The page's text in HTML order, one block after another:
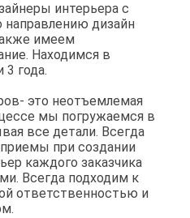
интерьера с
дизайн
имеем
Находимся в
3 года.
это неотъемлемая
мы погружаемся в
все детали. Всегда
при создании
каждого заказчика
Всегда подходим к
ответственностью и